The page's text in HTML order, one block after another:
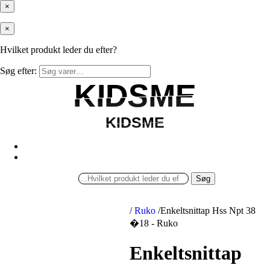
×
×
Hvilket produkt leder du efter?
Søg efter:
KIDSME
KIDSME
KIDSME
KIDSME
Søg
/ Ruko /Enkeltsnittap Hss Npt 38
�18 - Ruko
Enkeltsnittap